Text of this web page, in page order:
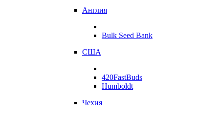
Англия
Bulk Seed Bank
США
420FastBuds
Humboldt
Чехия